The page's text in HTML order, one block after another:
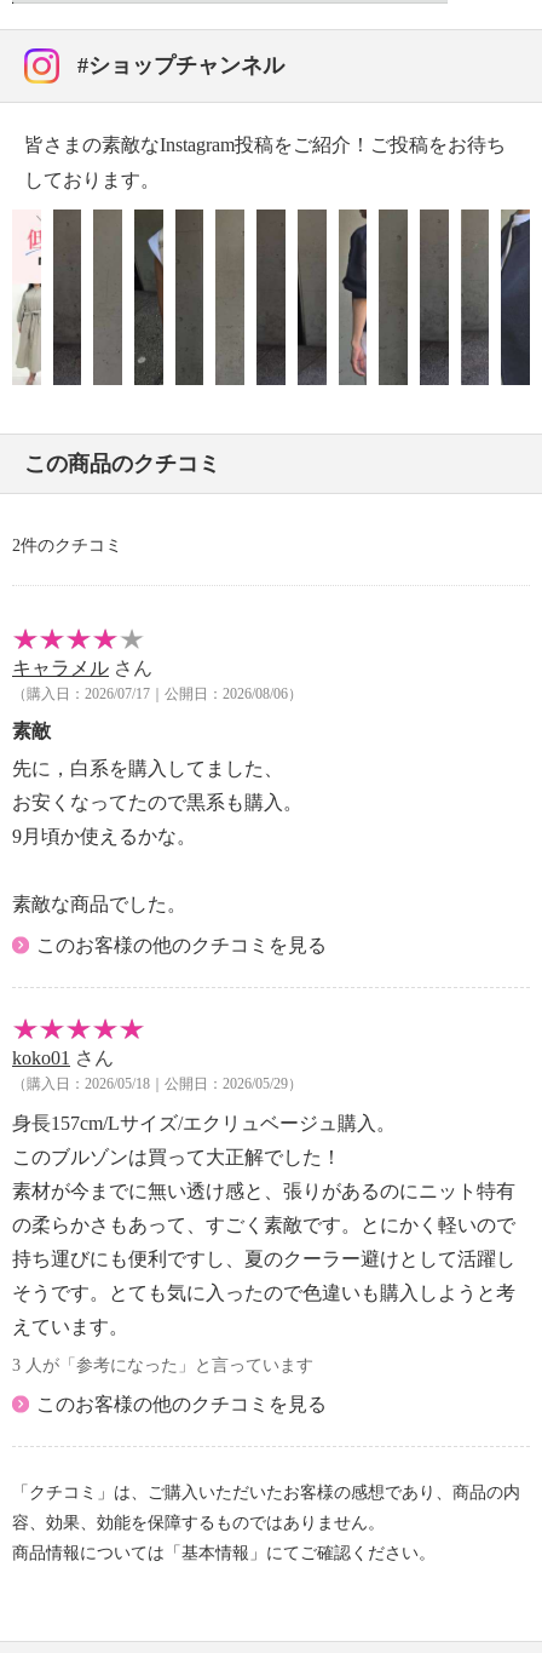
・過度な力をかけない
・中国製#ショップチャンネル
皆さまの素敵なInstagram投稿をご紹介！ご投稿をお待ち
しております。
この商品のクチコミ
2件のクチコミ
キャラメル さん
（購入日：2026/07/17｜公開日：2026/08/06）
素敵
先に，白系を購入してました、
お安くなってたので黒系も購入。
9月頃か使えるかな。
素敵な商品でした。
このお客様の他のクチコミを見る
koko01 さん
（購入日：2026/05/18｜公開日：2026/05/29）
身長157cm/Lサイズ/エクリュベージュ購入。
このブルゾンは買って大正解でした！
素材が今までに無い透け感と、張りがあるのにニット特有
の柔らかさもあって、すごく素敵です。とにかく軽いので
持ち運びにも便利ですし、夏のクーラー避けとして活躍し
そうです。とても気に入ったので色違いも購入しようと考
えています。
3 人が「参考になった」と言っています
このお客様の他のクチコミを見る
「クチコミ」は、ご購入いただいたお客様の感想であり、商品の内
容、効果、効能を保障するものではありません。
商品情報については「基本情報」にてご確認ください。